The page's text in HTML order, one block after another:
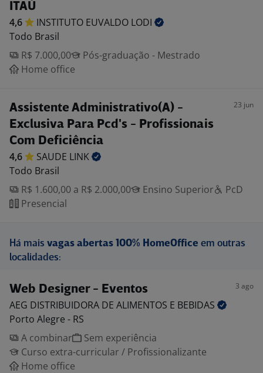
ITAÚ
4,6 INSTITUTO EUVALDO LODI
Todo Brasil
R$ 7.000,00
Pós-graduação - Mestrado
Home office
Assistente Administrativo(A) -
Exclusiva Para Pcd's - Profissionais
Com Deficiência
23 jun
4,6 SAUDE LINK
Todo Brasil
R$ 1.600,00 a R$ 2.000,00
Ensino Superior
PcD
Presencial
Há mais vagas abertas 100% HomeOffice em outras
localidades:
Web Designer - Eventos 3 ago
AEG DISTRIBUIDORA DE ALIMENTOS E BEBIDAS
Porto Alegre - RS
A combinar
Sem experiência
Curso extra-curricular / Profissionalizante
Home office